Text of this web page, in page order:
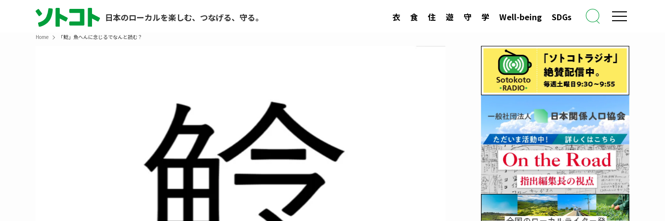
日本のローカルを楽しむ、つなげる、守る。 衣 食 住 遊 守 学 Well-being SDGs
Home 「鯰」魚へんに念じるでなんと読む？